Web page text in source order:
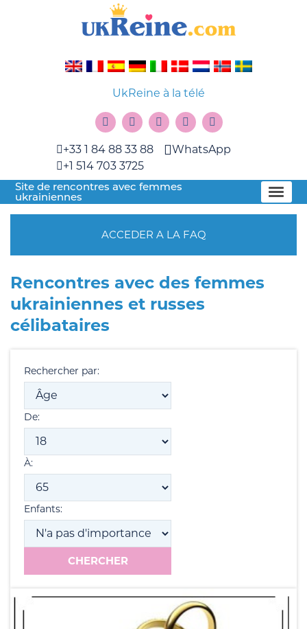
UkReine à la télé
+33 1 84 88 33 88
+1 514 703 3725
WhatsApp
Site de rencontres avec femmes
ukrainiennes
ACCEDER A LA FAQ
Rencontres avec des femmes
ukrainiennes et russes
célibataires
Rechercher par:
De:
À:
Enfants: